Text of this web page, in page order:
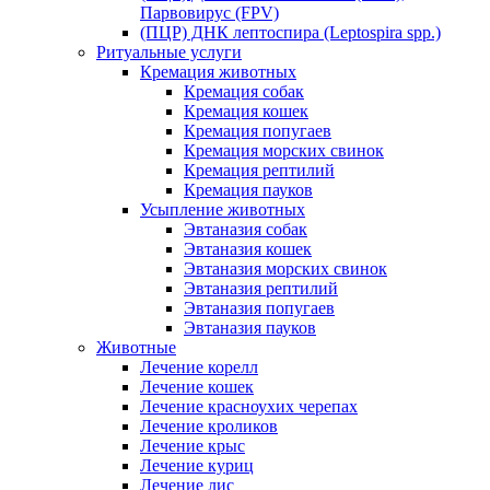
Парвовирус (FPV)
(ПЦР) ДНК лептоспира (Leptospira spp.)
Ритуальные услуги
Кремация животных
Кремация собак
Кремация кошек
Кремация попугаев
Кремация морских свинок
Кремация рептилий
Кремация пауков
Усыпление животных
Эвтаназия собак
Эвтаназия кошек
Эвтаназия морских свинок
Эвтаназия рептилий
Эвтаназия попугаев
Эвтаназия пауков
Животные
Лечение корелл
Лечение кошек
Лечение красноухих черепах
Лечение кроликов
Лечение крыс
Лечение куриц
Лечение лис